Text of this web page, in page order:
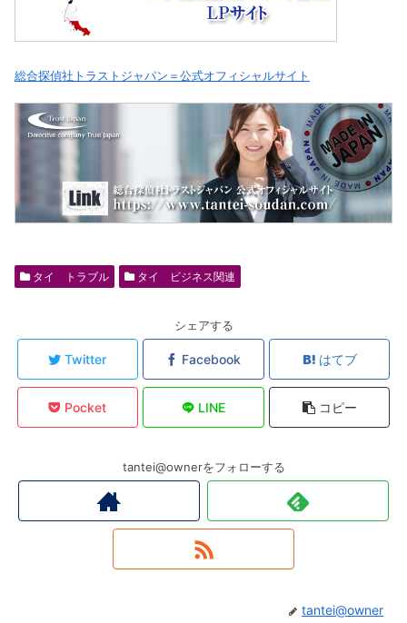
総合探偵社トラストジャパン＝公式オフィシャルサイト
タイ トラブル タイ ビジネス関連
シェアする
Twitter Facebook はてブ
Pocket LINE コピー
tantei@ownerをフォローする
tantei@owner